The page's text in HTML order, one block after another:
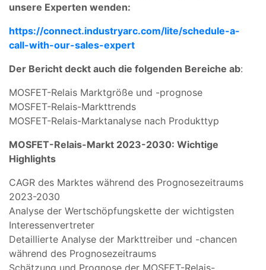
unsere Experten wenden:
https://connect.industryarc.com/lite/schedule-a-
call-with-our-sales-expert
Der Bericht deckt auch die folgenden Bereiche ab:
MOSFET-Relais Marktgröße und -prognose
MOSFET-Relais-Markttrends
MOSFET-Relais-Marktanalyse nach Produkttyp
MOSFET-Relais-Markt 2023-2030: Wichtige
Highlights
CAGR des Marktes während des Prognosezeitraums
2023-2030
Analyse der Wertschöpfungskette der wichtigsten
Interessenvertreter
Detaillierte Analyse der Markttreiber und -chancen
während des Prognosezeitraums
Schätzung und Prognose der MOSFET-Relais-